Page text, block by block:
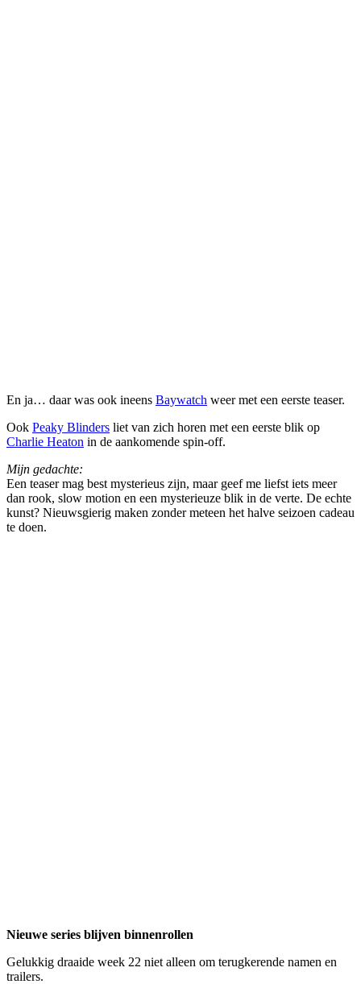
En ja… daar was ook ineens Baywatch weer met een eerste teaser.
Ook Peaky Blinders liet van zich horen met een eerste blik op
Charlie Heaton in de aankomende spin-off.
Mijn gedachte:
Een teaser mag best mysterieus zijn, maar geef me liefst iets meer
dan rook, slow motion en een mysterieuze blik in de verte. De echte
kunst? Nieuwsgierig maken zonder meteen het halve seizoen cadeau
te doen.
Nieuwe series blijven binnenrollen
Gelukkig draaide week 22 niet alleen om terugkerende namen en
trailers.